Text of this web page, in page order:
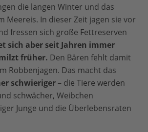
die langen Winter und das
Meereis. In dieser Zeit jagen sie vor
fressen sich große Fettreserven
sich aber seit Jahren immer
früher. Den Bären fehlt damit
Robbenjagen. Das macht das
schwieriger– die Tiere werden
schwächer, Weibchen
Junge und die Überlebensraten